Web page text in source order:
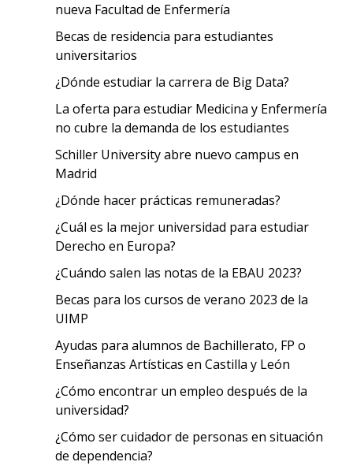
nueva Facultad de Enfermería
Becas de residencia para estudiantes
universitarios
¿Dónde estudiar la carrera de Big Data?
La oferta para estudiar Medicina y Enfermería
no cubre la demanda de los estudiantes
Schiller University abre nuevo campus en
Madrid
¿Dónde hacer prácticas remuneradas?
¿Cuál es la mejor universidad para estudiar
Derecho en Europa?
¿Cuándo salen las notas de la EBAU 2023?
Becas para los cursos de verano 2023 de la
UIMP
Ayudas para alumnos de Bachillerato, FP o
Enseñanzas Artísticas en Castilla y León
¿Cómo encontrar un empleo después de la
universidad?
¿Cómo ser cuidador de personas en situación
de dependencia?